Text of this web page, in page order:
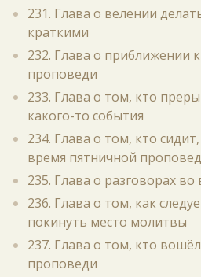
231. Глава о велении
краткими
232. Глава о приближении
проповеди
233. Глава о том, кто
какого-то события
234. Глава о том, кто
время пятничной
235. Глава о разговорах
236. Глава о том, как
покинуть место молитвы
237. Глава о том, кто
проповеди